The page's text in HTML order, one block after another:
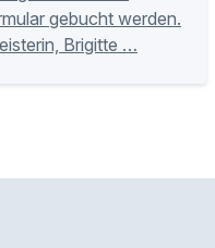
gebucht werden.
Brigitte …